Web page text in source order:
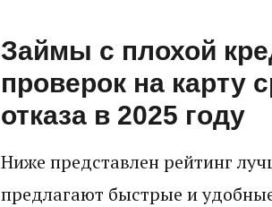
Займы с плохой
проверок на
отказа в 2025 году
Ниже представлен рейтинг
предлагают быстрые и